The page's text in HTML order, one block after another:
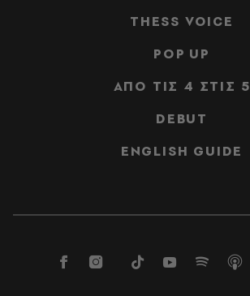
THESS VOICE
POP UP
ΑΠΟ ΤΙΣ 4 ΣΤΙΣ 5
DEBUT
ENGLISH GUIDE